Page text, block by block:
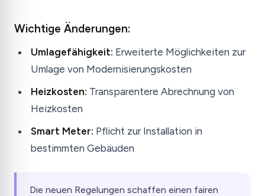
Wichtige Änderungen:
Umlagefähigkeit: Erweiterte Möglichkeiten zur
Umlage von Modernisierungskosten
Heizkosten: Transparentere Abrechnung von
Heizkosten
Smart Meter: Pflicht zur Installation in
bestimmten Gebäuden
Die neuen Regelungen schaffen einen fairen